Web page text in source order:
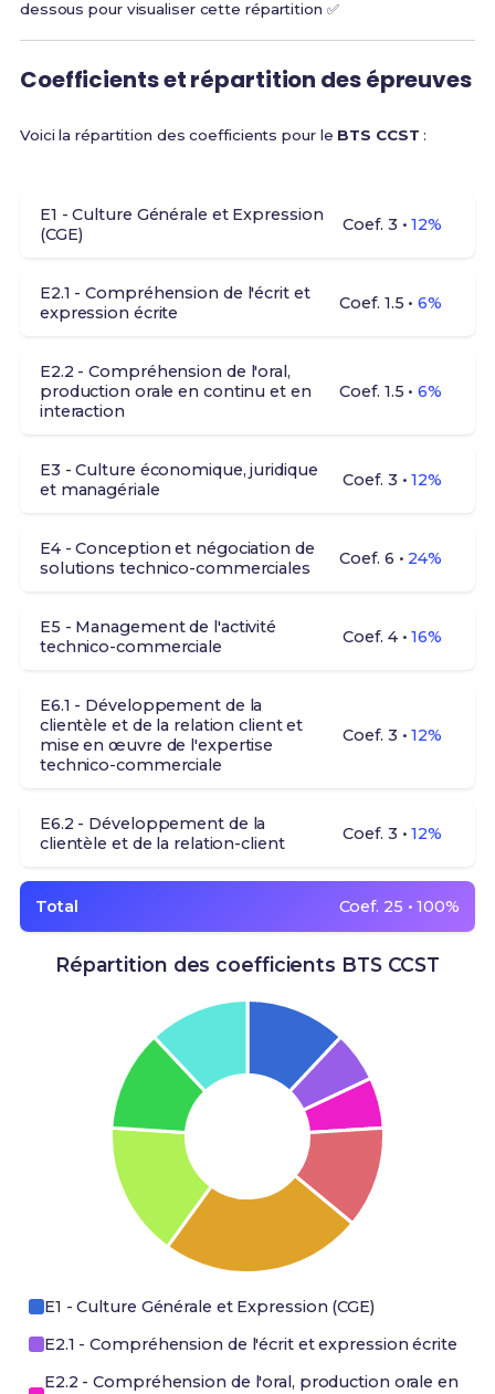
dessous pour visualiser cette répartition ✅
Coefficients et répartition des épreuves
Voici la répartition des coefficients pour le BTS CCST :
E1 - Culture Générale et Expression
(CGE)
Coef. 3 •12%
E2.1 - Compréhension de l'écrit et
expression écrite
Coef. 1.5 •6%
E2.2 - Compréhension de l'oral,
production orale en continu et en
interaction
Coef. 1.5 •6%
E3 - Culture économique, juridique
et managériale
Coef. 3 •12%
E4 - Conception et négociation de
solutions technico-commerciales
Coef. 6 • 24%
E5 - Management de l'activité
technico-commerciale
Coef. 4 •16%
E6.1 - Développement de la
clientèle et de la relation client et
mise en œuvre de l'expertise
technico-commerciale
Coef. 3 •12%
E6.2 - Développement de la
clientèle et de la relation-client
Coef. 3 •12%
Total Coef. 25 • 100%
Répartition des coefficients BTS CCST
E1 - Culture Générale et Expression (CGE)
E2.1 - Compréhension de l'écrit et expression écrite
E2.2 - Compréhension de l'oral, production orale en